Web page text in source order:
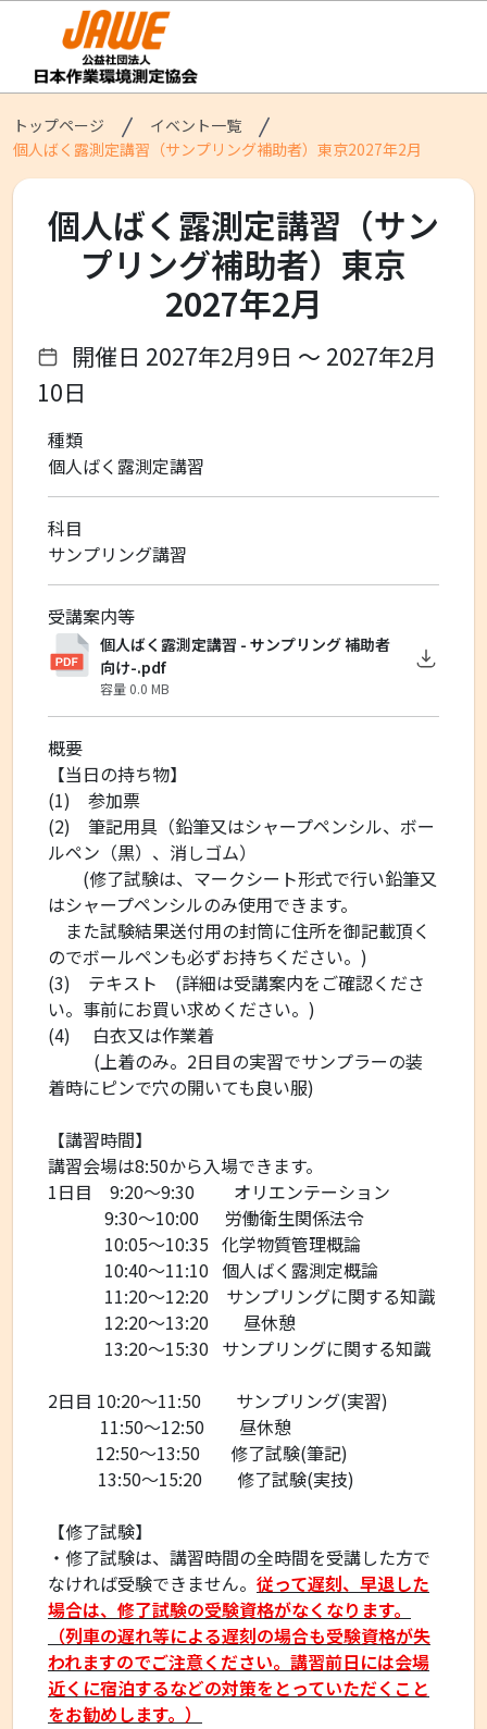
トップページ
イベント一覧
個人ばく露測定講習（サンプリング補助者）東京2027年2月
個人ばく露測定講習（サン
プリング補助者）東京
2027年2月
開催日 2027年2月9日 〜 2027年2月
10日
種類
個人ばく露測定講習
科目
サンプリング講習
受講案内等
個人ばく露測定講習 - サンプリング 補助者
向け-.pdf
容量 0.0 MB
概要
【当日の持ち物】
(1) 参加票
(2) 筆記用具（鉛筆又はシャープペンシル、ボー
ルペン（黒）、消しゴム）
(修了試験は、マークシート形式で行い鉛筆又
はシャープペンシルのみ使用できます。
また試験結果送付用の封筒に住所を御記載頂く
のでボールペンも必ずお持ちください。 )
(3) テキスト (詳細は受講案内をご確認くださ
い。事前にお買い求めください。 )
(4) 白衣又は作業着
(上着のみ。 2日目の実習でサンプラーの装
着時にピンで穴の開いても良い服)
【講習時間】
講習会場は8:50から入場できます。
1日目 9:20～9:30 オリエンテーション
9:30～10:00
労働衛生関係法令
10:05～10:35 化学物質管理概論
10:40～11:10 個人ばく露測定概論
11:20～12:20 サンプリングに関する知識
12:20～13:20 昼休憩
13:20～15:30 サンプリングに関する知識
2日目 10:20～11:50 サンプリング(実習)
11:50～12:50 昼休憩
12:50～13:50 修了試験(筆記)
13:50～15:20 修了試験(実技)
【修了試験】
・修了試験は、講習時間の全時間を受講した方で
なければ受験できません。 従って遅刻、早退した
場合は、修了試験の受験資格がなくなります。
（列車の遅れ等による遅刻の場合も受験資格が失
われますのでご注意ください。講習前日には会場
近くに宿泊するなどの対策をとっていただくこと
をお勧めします。）